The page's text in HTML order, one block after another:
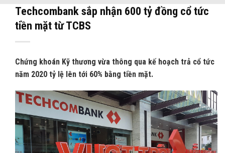
Techcombank sắp nhận 600 tỷ đồng cổ tức
tiền mặt từ TCBS
Chứng khoán Kỹ thương vừa thông qua kế hoạch trả cổ tức
năm 2020 tỷ lệ lên tới 60% bằng tiền mặt.